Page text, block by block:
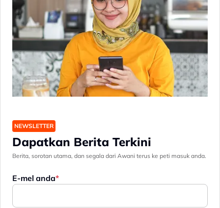
NEWSLETTER
Dapatkan Berita Terkini
Berita, sorotan utama, dan segala dari Awani terus ke peti masuk anda.
E-mel anda